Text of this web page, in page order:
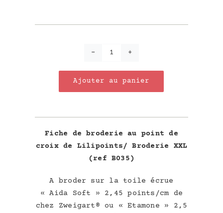
de
Plaid
Ajouter au panier
Fiche de broderie au point de
croix de Lilipoints/ Broderie XXL
(ref B035)
A broder sur la toile écrue
« Aida Soft » 2,45 points/cm de
chez Zweigart® ou « Etamone » 2,5